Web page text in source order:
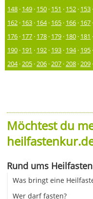
148 · 149 · 150 · 151 · 152 · 153 ·
162 · 163 · 164· 165 · 166 · 167 ·
176 · 177 · 178 · 179 · 180 · 181 ·
190 · 191 · 192 · 193 · 194· 195 ·
204·205 ·206 ·207 ·208 ·209 ·
Möchtest du
Rund ums Heilfasten
Was bringt eine
Wer darf fasten?